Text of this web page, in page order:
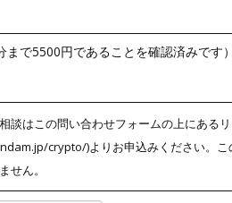
まで5500円であることを確認済みです）
談はこの問い合わせフォームの上にある
crypto/)よりお申込みください。
せん。